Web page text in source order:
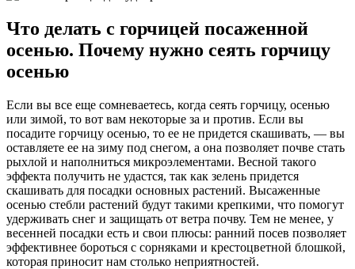
Что делать с горчицей посаженной
осенью. Почему нужно сеять горчицу
осенью
Если вы все еще сомневаетесь, когда сеять горчицу, осенью
или зимой, то вот вам некоторые за и против. Если вы
посадите горчицу осенью, то ее не придется скашивать, — вы
оставляете ее на зиму под снегом, а она позволяет почве стать
рыхлой и наполниться микроэлементами. Весной такого
эффекта получить не удастся, так как зелень придется
скашивать для посадки основных растений. Высаженные
осенью стебли растений будут такими крепкими, что помогут
удерживать снег и защищать от ветра почву. Тем не менее, у
весенней посадки есть и свои плюсы: ранний посев позволяет
эффективнее бороться с сорняками и крестоцветной блошкой,
которая приносит нам столько неприятностей.